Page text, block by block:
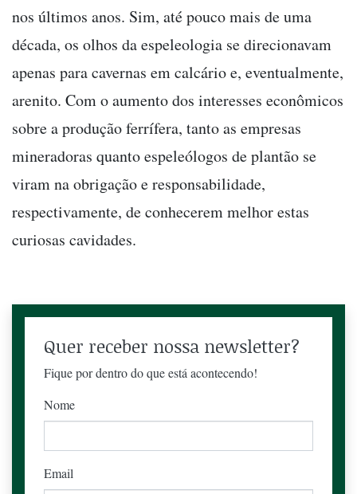
nos últimos anos. Sim, até pouco mais de uma
década, os olhos da espeleologia se direcionavam
apenas para cavernas em calcário e, eventualmente,
arenito. Com o aumento dos interesses econômicos
sobre a produção ferrífera, tanto as empresas
mineradoras quanto espeleólogos de plantão se
viram na obrigação e responsabilidade,
respectivamente, de conhecerem melhor estas
curiosas cavidades.
Quer receber nossa newsletter?
Fique por dentro do que está acontecendo!
Nome
Email